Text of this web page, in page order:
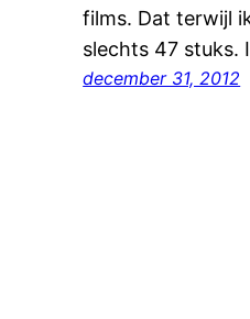
films. Dat terwijl
slechts 47 stuks.
december 31, 2012